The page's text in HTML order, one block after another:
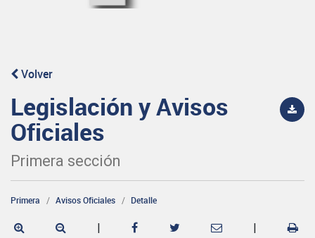
Volver
Legislación y Avisos
Oficiales
Primera sección
Primera Avisos Oficiales Detalle
| |